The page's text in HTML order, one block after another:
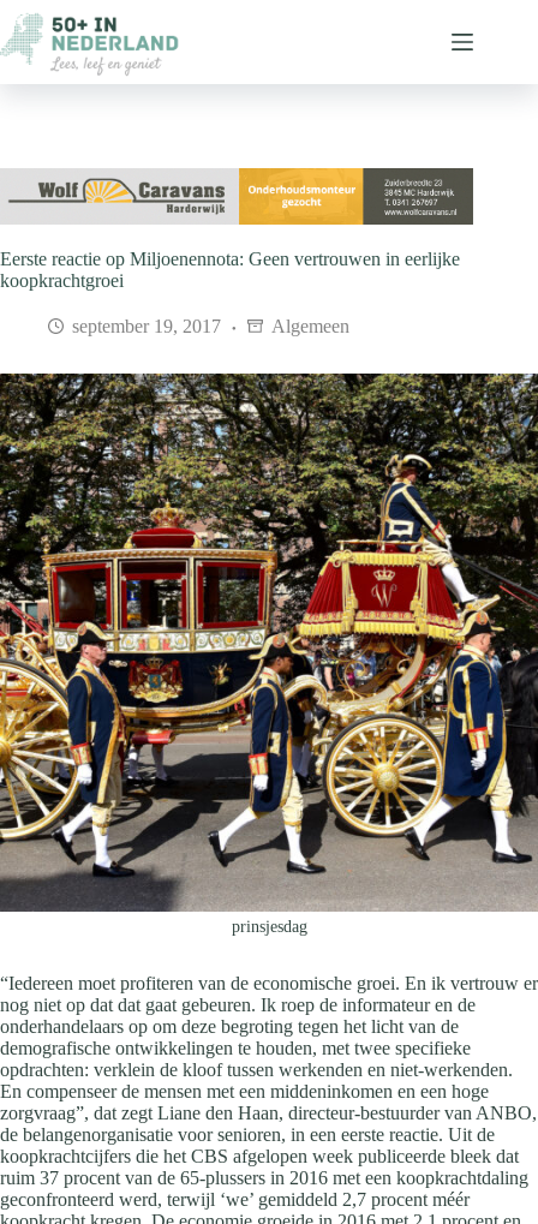
naar
de
inhoud
Eerste reactie op Miljoenennota: Geen vertrouwen in eerlijke
koopkrachtgroei
september 19, 2017 Algemeen
prinsjesdag
“Iedereen moet profiteren van de economische groei. En ik vertrouw er
nog niet op dat dat gaat gebeuren. Ik roep de informateur en de
onderhandelaars op om deze begroting tegen het licht van de
demografische ontwikkelingen te houden, met twee specifieke
opdrachten: verklein de kloof tussen werkenden en niet-werkenden.
En compenseer de mensen met een middeninkomen en een hoge
zorgvraag”, dat zegt Liane den Haan, directeur-bestuurder van ANBO,
de belangenorganisatie voor senioren, in een eerste reactie. Uit de
koopkrachtcijfers die het CBS afgelopen week publiceerde bleek dat
ruim 37 procent van de 65-plussers in 2016 met een koopkrachtdaling
geconfronteerd werd, terwijl ‘we’ gemiddeld 2,7 procent méér